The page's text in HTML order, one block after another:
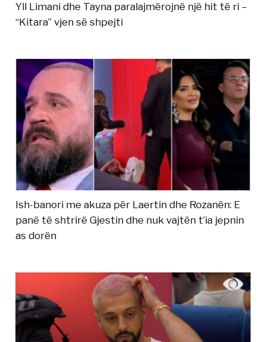
Yll Limani dhe Tayna paralajmërojnë një hit të ri –
“Kitara” vjen së shpejti
Ish-banori me akuza për Laertin dhe Rozanën: E
panë të shtrirë Gjestin dhe nuk vajtën t’ia jepnin
as dorën